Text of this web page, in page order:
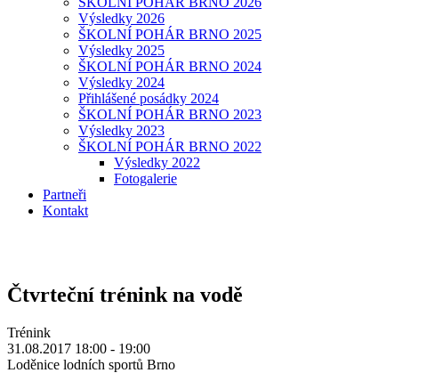
Výsledky 2026
ŠKOLNÍ POHÁR BRNO 2025
Výsledky 2025
ŠKOLNÍ POHÁR BRNO 2024
Výsledky 2024
Přihlášené posádky 2024
ŠKOLNÍ POHÁR BRNO 2023
Výsledky 2023
ŠKOLNÍ POHÁR BRNO 2022
Výsledky 2022
Fotogalerie
Partneři
Kontakt
Čtvrteční trénink na vodě
Trénink
31.08.2017 18:00 - 19:00
Loděnice lodních sportů Brno